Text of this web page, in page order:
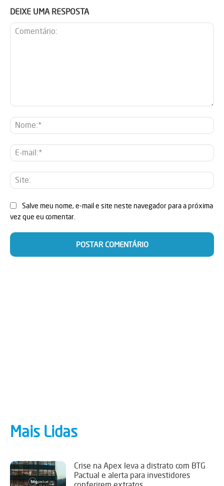
DEIXE UMA RESPOSTA
E-
Salve meu nome, e-mail e site neste navegador para a próxima
vez que eu comentar.
Mais Lidas
Crise na Apex leva a distrato com BTG
Pactual e alerta para investidores